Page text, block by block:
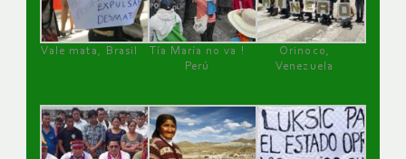
Vale mata, Brasil
Tía María no va !
Perú
Orinoco,
Venezuela